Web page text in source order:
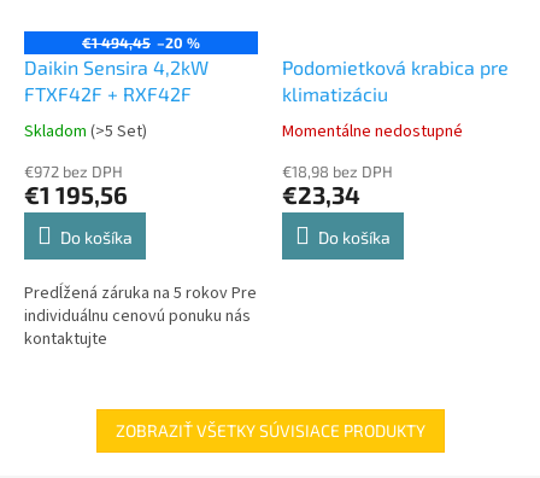
€1 494,45 –20 %
Daikin Sensira 4,2kW
FTXF42F + RXF42F
Skladom (>5 Set)
€972 bez DPH
€1 195,56
Do košíka
Predĺžená záruka na 5 rokov Pre
individuálnu cenovú ponuku nás
kontaktujte
Podomietková krabica pre
klimatizáciu
Momentálne nedostupné
€18,98 bez DPH
€23,34
Do košíka
ZOBRAZIŤ VŠETKY SÚVISIACE PRODUKTY